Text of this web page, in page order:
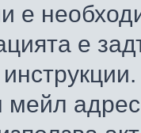
е
е
мейл